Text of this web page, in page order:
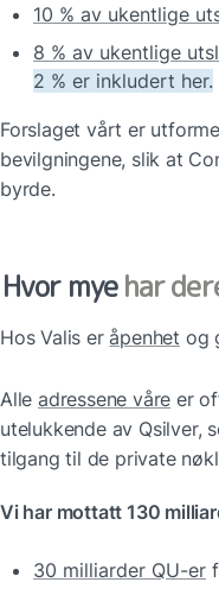
10 % av ukentlige
8 % av ukentlige
2 % er inkludert her.
Forslaget vårt er
bevilgningene, slik at
byrde.
Hvor mye har
Hos Valis er åpenhet og
Alle adressene våre er
utelukkende av Qsilver,
tilgang til de private
Vi har mottatt 130
30 milliarder QU-er